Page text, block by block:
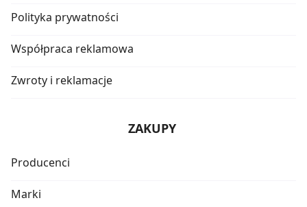
Polityka prywatności
Współpraca reklamowa
Zwroty i reklamacje
ZAKUPY
Producenci
Marki